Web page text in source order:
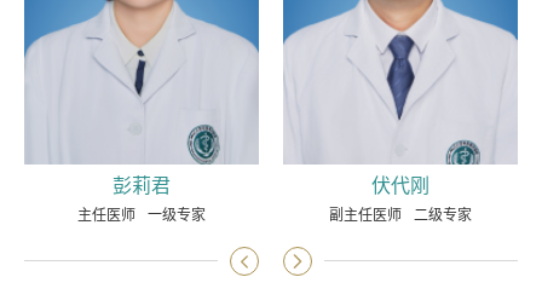

彭莉君
主任医师 一级专家
伏代刚
副主任医师 二级专家
